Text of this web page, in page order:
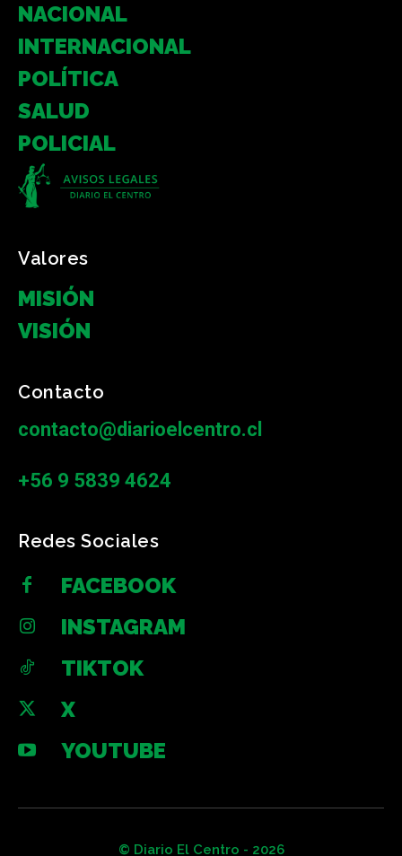
NACIONAL
INTERNACIONAL
POLÍTICA
SALUD
POLICIAL
Valores
MISIÓN
VISIÓN
Contacto
contacto@diarioelcentro.cl
+56 9 5839 4624
Redes Sociales
FACEBOOK
INSTAGRAM
TIKTOK
X
YOUTUBE
© Diario El Centro - 2026